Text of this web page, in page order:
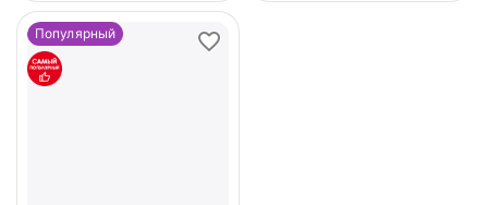
Популярный